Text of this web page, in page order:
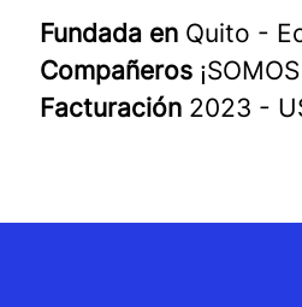
Fundada en Quito -
Compañeros
Facturación 2023 -